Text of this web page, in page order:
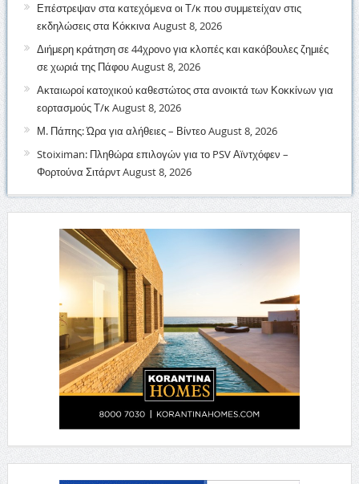
Επέστρεψαν στα κατεχόμενα οι Τ/κ που συμμετείχαν στις
εκδηλώσεις στα Κόκκινα August 8, 2026
Διήμερη κράτηση σε 44χρονο για κλοπές και κακόβουλες ζημιές
σε χωριά της ΠάφουAugust 8, 2026
Ακταιωροί κατοχικού καθεστώτος στα ανοικτά των Κοκκίνων για
εορτασμούς Τ/κAugust 8, 2026
Μ. Πάπης: Ώρα για αλήθειες – ΒίντεοAugust 8, 2026
Stoiximan: Πληθώρα επιλογών για το PSV Αϊντχόφεν –
Φορτούνα ΣιτάρντAugust 8, 2026